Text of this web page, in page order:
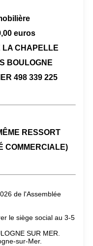
euros
LA CHAPELLE
BOULOGNE
498 339 225
RESSORT
COMMERCIALE)
de l'Assemblée
le siège social au 3-5
SUR MER.
sur-Mer.